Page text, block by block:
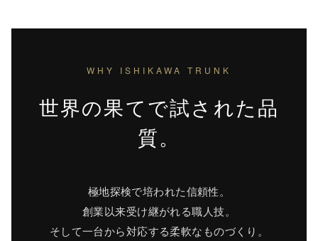
WHY ISHIKAWA TRUNK
世界の果てで試された品
質。
極地探検で培われた信頼性。
創業以来受け継がれる職人技。
そして一台から対応する柔軟なものづくり。